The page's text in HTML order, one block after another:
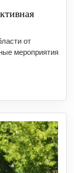
от
мероприятия